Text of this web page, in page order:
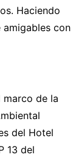
Haciendo
amigables con
marco de la
del Hotel
13 del